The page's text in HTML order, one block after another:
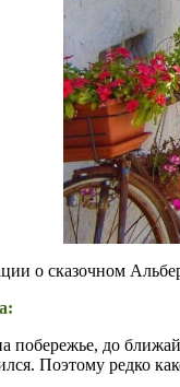
о сказочном
побережье, до
Поэтому редко